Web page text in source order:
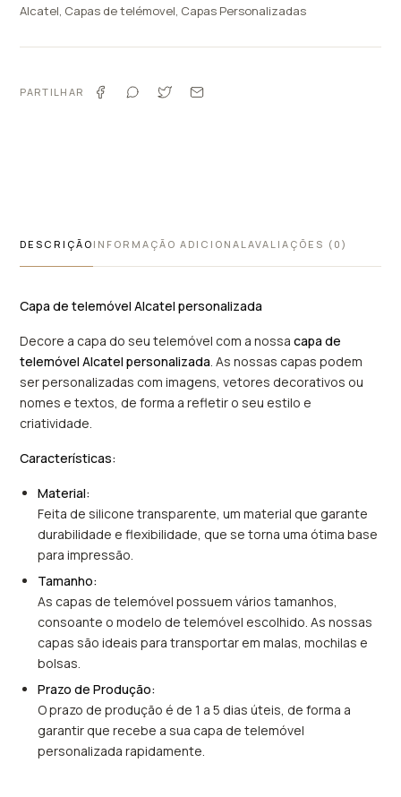
Alcatel, Capas de telémovel, Capas Personalizadas
PARTILHAR
DESCRIÇÃO INFORMAÇÃO ADICIONALAVALIAÇÕES (0)
Capa de telemóvel Alcatel personalizada
Decore a capa do seu telemóvel com a nossacapa de
telemóvel Alcatel personalizada. As nossas capas podem
ser personalizadas com imagens, vetores decorativos ou
nomes e textos, de forma a refletir o seu estilo e
criatividade.
Características:
Material:
Feita de silicone transparente, um material que garante
durabilidade e flexibilidade, que se torna uma ótima base
para impressão.
Tamanho:
As capas de telemóvel possuem vários tamanhos,
consoante o modelo de telemóvel escolhido. As nossas
capas são ideais para transportar em malas, mochilas e
bolsas.
Prazo de Produção:
O prazo de produção é de 1 a 5 dias úteis, de forma a
garantir que recebe a sua capa de telemóvel
personalizada rapidamente.